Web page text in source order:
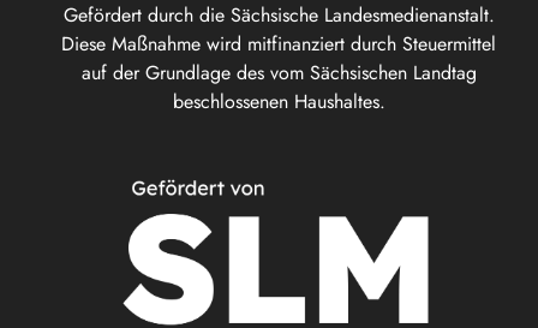
Gefördert durch die Sächsische Landesmedienanstalt.
Diese Maßnahme wird mitfinanziert durch Steuermittel
auf der Grundlage des vom Sächsischen Landtag
beschlossenen Haushaltes.